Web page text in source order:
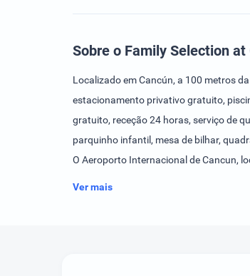
Sobre o Family Selection
Localizado em Cancún, a 100 metros
estacionamento privativo gratuito,
gratuito, receção 24 horas, serviço de
parquinho infantil, mesa de bilhar,
O Aeroporto Internacional de Cancun,
Ver mais